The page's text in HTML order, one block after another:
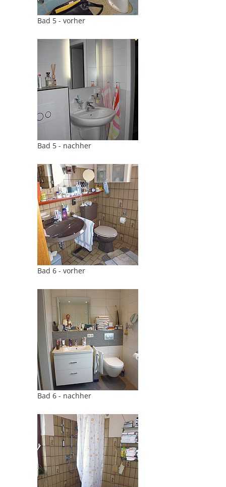
Bad 5 - vorher
Bad 5 - nachher
Bad 6 - vorher
Bad 6 - nachher